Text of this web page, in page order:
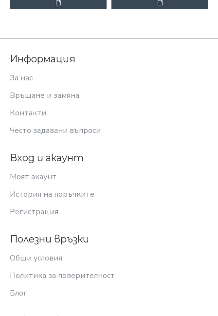
Информация
За нас
Връщане и замяна
Контакти
Често задавани въпроси
Вход и акаунт
Моят акаунт
История на поръчките
Регистрация
Полезни връзки
Общи условия
Политика за поверителност
Блог